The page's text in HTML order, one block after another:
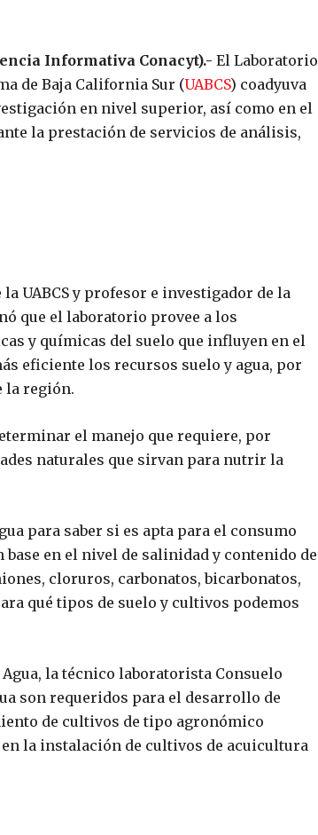
Informativa Conacyt).- El Laboratorio
de Baja California Sur (UABCS) coadyuva
en nivel superior, así como en el
la prestación de servicios de análisis,
UABCS y profesor e investigador de la
que el laboratorio provee a los
y químicas del suelo que influyen en el
eficiente los recursos suelo y agua, por
la región.
el manejo que requiere, por
naturales que sirvan para nutrir la
para saber si es apta para el consumo
en el nivel de salinidad y contenido de
cloruros, carbonatos, bicarbonatos,
qué tipos de suelo y cultivos podemos
la técnico laboratorista Consuelo
son requeridos para el desarrollo de
de cultivos de tipo agronómico
la instalación de cultivos de acuicultura